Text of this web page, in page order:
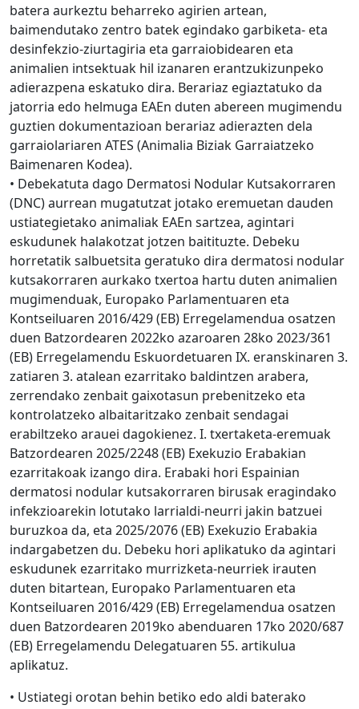
batera aurkeztu beharreko agirien artean,
baimendutako zentro batek egindako garbiketa- eta
desinfekzio-ziurtagiria eta garraiobidearen eta
animalien intsektuak hil izanaren erantzukizunpeko
adierazpena eskatuko dira. Berariaz egiaztatuko da
jatorria edo helmuga EAEn duten abereen mugimendu
guztien dokumentazioan berariaz adierazten dela
garraiolariaren ATES (Animalia Biziak Garraiatzeko
Baimenaren Kodea).
• Debekatuta dago Dermatosi Nodular Kutsakorraren
(DNC) aurrean mugatutzat jotako eremuetan dauden
ustiategietako animaliak EAEn sartzea, agintari
eskudunek halakotzat jotzen baitituzte. Debeku
horretatik salbuetsita geratuko dira dermatosi nodular
kutsakorraren aurkako txertoa hartu duten animalien
mugimenduak, Europako Parlamentuaren eta
Kontseiluaren 2016/429 (EB) Erregelamendua osatzen
duen Batzordearen 2022ko azaroaren 28ko 2023/361
(EB) Erregelamendu Eskuordetuaren IX. eranskinaren 3.
zatiaren 3. atalean ezarritako baldintzen arabera,
zerrendako zenbait gaixotasun prebenitzeko eta
kontrolatzeko albaitaritzako zenbait sendagai
erabiltzeko arauei dagokienez. I. txertaketa-eremuak
Batzordearen 2025/2248 (EB) Exekuzio Erabakian
ezarritakoak izango dira. Erabaki hori Espainian
dermatosi nodular kutsakorraren birusak eragindako
infekzioarekin lotutako larrialdi-neurri jakin batzuei
buruzkoa da, eta 2025/2076 (EB) Exekuzio Erabakia
indargabetzen du. Debeku hori aplikatuko da agintari
eskudunek ezarritako murrizketa-neurriek irauten
duten bitartean, Europako Parlamentuaren eta
Kontseiluaren 2016/429 (EB) Erregelamendua osatzen
duen Batzordearen 2019ko abenduaren 17ko 2020/687
(EB) Erregelamendu Delegatuaren 55. artikulua
aplikatuz.
• Ustiategi orotan behin betiko edo aldi baterako